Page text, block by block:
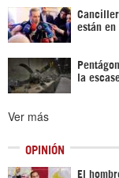
Canciller
están en
la
Ver más
OPINIÓN
El